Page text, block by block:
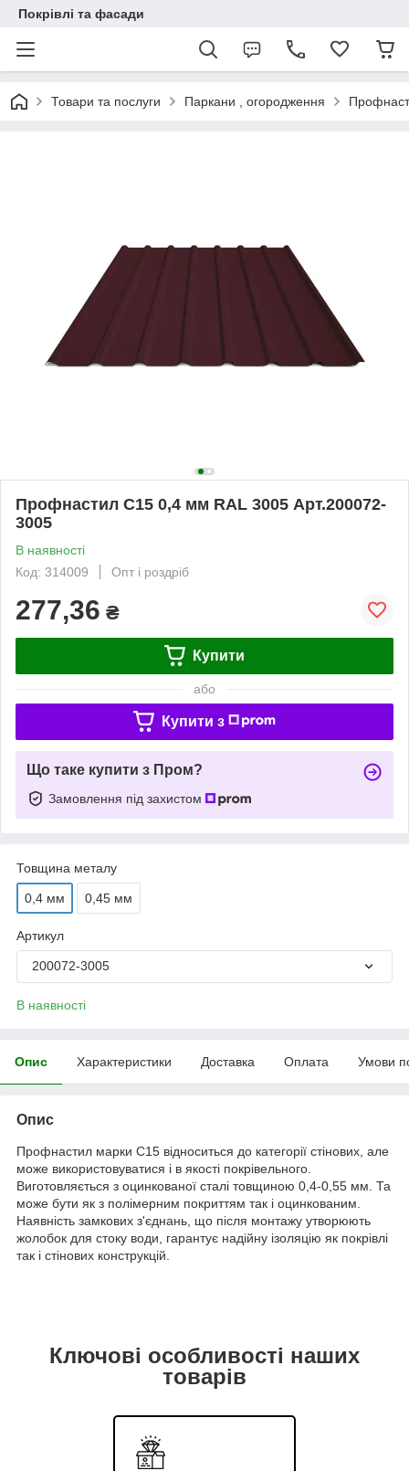
Покрівлі та фасади
Товари та послуги Паркани , огородження
Профнастил С15 0,4 мм RAL 3005 Арт.200072-
3005
В наявності
Код: 314009
Опт і роздріб
277,36 ₴
Купити
або
Купити з
Що таке купити з Пром?
Замовлення під захистом
Товщина металу
0,4 мм 0,45 мм
Артикул
200072-3005
В наявності
Опис Характеристики Доставка Оплата Умови
Опис
Профнастил марки С15 відноситься до категорії стінових, але
може використовуватися і в якості покрівельного.
Виготовляється з оцинкованої сталі товщиною 0,4-0,55 мм. Та
може бути як з полімерним покриттям так і оцинкованим.
Наявність замкових з'єднань, що після монтажу утворюють
жолобок для стоку води, гарантує надійну ізоляцію як покрівлі
так і стінових конструкцій.
Ключові особливості наших
товарів